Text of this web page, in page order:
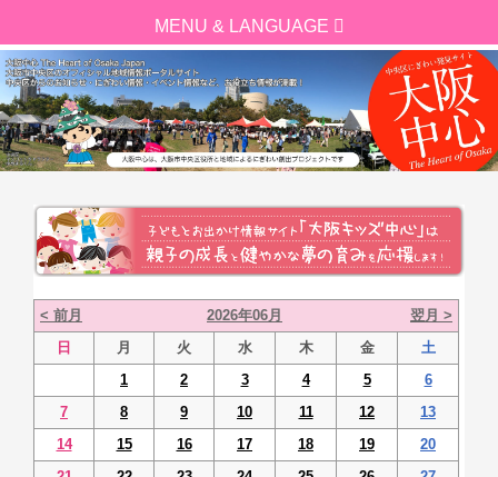
< 前月 2026年06月
翌月 >
日
月 火 水 木 金
土
1
2 3 4 5
6
7
8 9 10 11 12
13
14
15 16 17 18 19
20